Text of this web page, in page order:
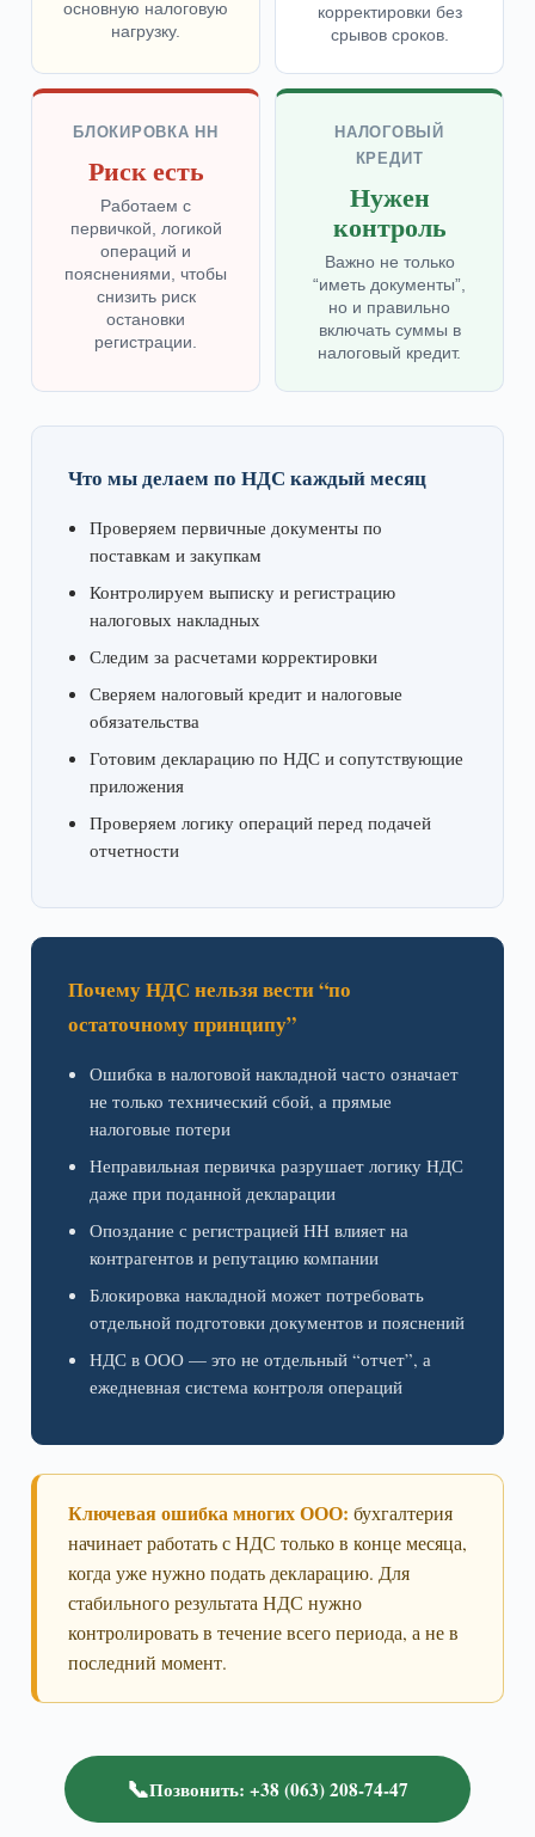
основную налоговую
нагрузку.
корректировки без
срывов сроков.
БЛОКИРОВКА НН
Риск есть
Работаем с
первичкой, логикой
операций и
пояснениями, чтобы
снизить риск
остановки
регистрации.
НАЛОГОВЫЙ
КРЕДИТ
Нужен
контроль
Важно не только
“иметь документы”,
но и правильно
включать суммы в
налоговый кредит.
Что мы делаем по НДС каждый месяц
Проверяем первичные документы по
поставкам и закупкам
Контролируем выписку и регистрацию
налоговых накладных
Следим за расчетами корректировки
Сверяем налоговый кредит и налоговые
обязательства
Готовим декларацию по НДС и сопутствующие
приложения
Проверяем логику операций перед подачей
отчетности
Почему НДС нельзя вести “по
остаточному принципу”
Ошибка в налоговой накладной часто означает
не только технический сбой, а прямые
налоговые потери
Неправильная первичка разрушает логику НДС
даже при поданной декларации
Опоздание с регистрацией НН влияет на
контрагентов и репутацию компании
Блокировка накладной может потребовать
отдельной подготовки документов и пояснений
НДС в ООО — это не отдельный “отчет”, а
ежедневная система контроля операций
Ключевая ошибка многих ООО: бухгалтерия
начинает работать с НДС только в конце месяца,
когда уже нужно подать декларацию. Для
стабильного результата НДС нужно
контролировать в течение всего периода, а не в
последний момент.
📞Позвонить: +38 (063) 208-74-47